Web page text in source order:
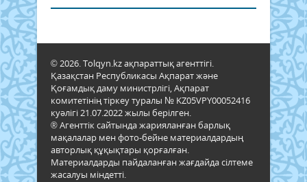
© 2026. Tolqyn.kz ақпараттық агенттігі.
Қазақстан Республикасы Ақпарат және
Қоғамдық даму министрлігі, Ақпарат
комитетінің тіркеу туралы № KZ05VPY00052416
куәлігі 21.07.2022 жылы берілген.
® Агенттік сайтында жарияланған барлық
мақалалар мен фото-бейне материалдардың
авторлық құқықтары қорғалған.
Материалдарды пайдаланған жағдайда сілтеме
жасалуы міндетті.